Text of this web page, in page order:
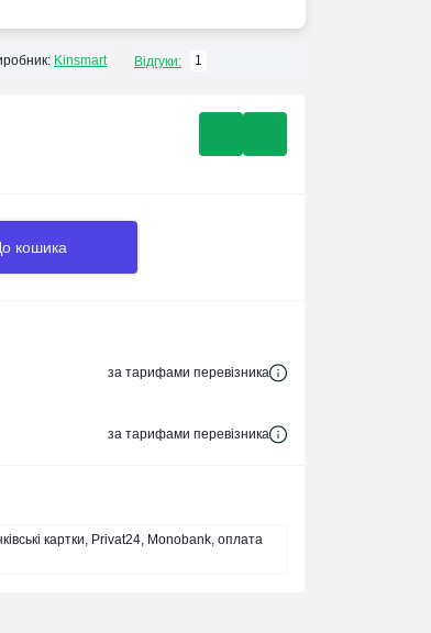
Kinsmart Відгуки: 1
кошика
за тарифами перевізника
за тарифами перевізника
картки, Privat24, Monobank, оплата